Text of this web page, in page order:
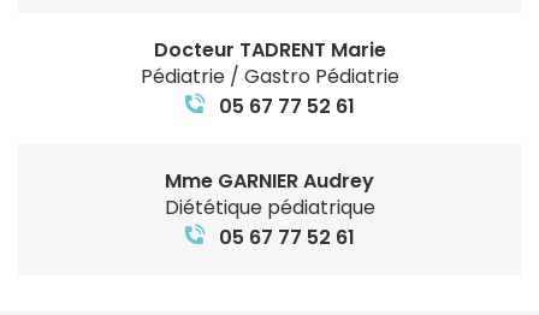
Docteur TADRENT Marie
Pédiatrie / Gastro Pédiatrie
05 67 77 52 61
Mme GARNIER Audrey
Diététique pédiatrique
05 67 77 52 61